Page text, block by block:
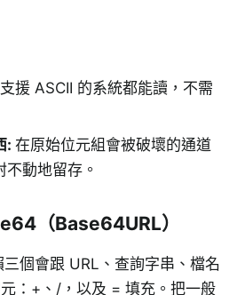
援 ASCII 的系統都能讀，不需
: 在原始位元組會被破壞的通道
動地留存。
（Base64URL）
個會跟 URL、查詢字串、檔名
：+、/，以及 = 填充。把一般